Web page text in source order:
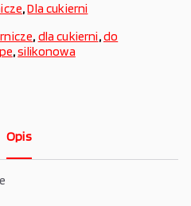
,Dla cukierni
, dla cukierni,do
,silikonowa
Opis